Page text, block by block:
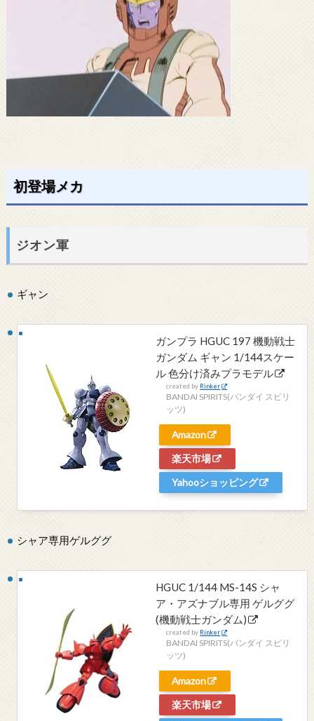
初登場メカ
ジオン軍
ギャン
ガンプラ HGUC 197 機動戦士
ガンダム ギャン 1/144スケー
ル 色分け済みプラモデル
created by Rinker
BANDAI SPIRITS(バンダイ スピリ
ッツ)
Amazon
楽天市場
Yahooショッピング
シャア専用ゲルググ
HGUC 1/144 MS-14S シャ
ア・アズナブル専用 ゲルググ
(機動戦士ガンダム)
created by Rinker
BANDAI SPIRITS(バンダイ スピリ
ッツ)
Amazon
楽天市場